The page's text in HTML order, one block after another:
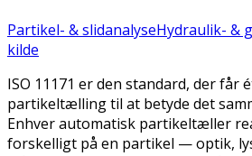
Partikel- & slidanalyseHydraulik- &
kilde
ISO 11171 er den standard, der får
partikeltælling til at betyde det
Enhver automatisk partikeltæller
forskelligt på en partikel — optik,